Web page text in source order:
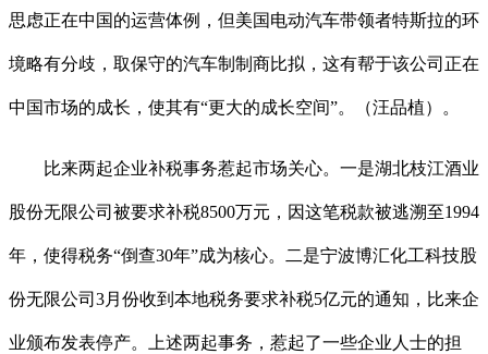
思虑正在中国的运营体例，但美国电动汽车带领者特斯拉的环
境略有分歧，取保守的汽车制制商比拟，这有帮于该公司正在
中国市场的成长，使其有“更大的成长空间”。（汪品植）。
比来两起企业补税事务惹起市场关心。一是湖北枝江酒业
股份无限公司被要求补税8500万元，因这笔税款被逃溯至1994
年，使得税务“倒查30年”成为核心。二是宁波博汇化工科技股
份无限公司3月份收到本地税务要求补税5亿元的通知，比来企
业颁布发表停产。上述两起事务，惹起了一些企业人士的担